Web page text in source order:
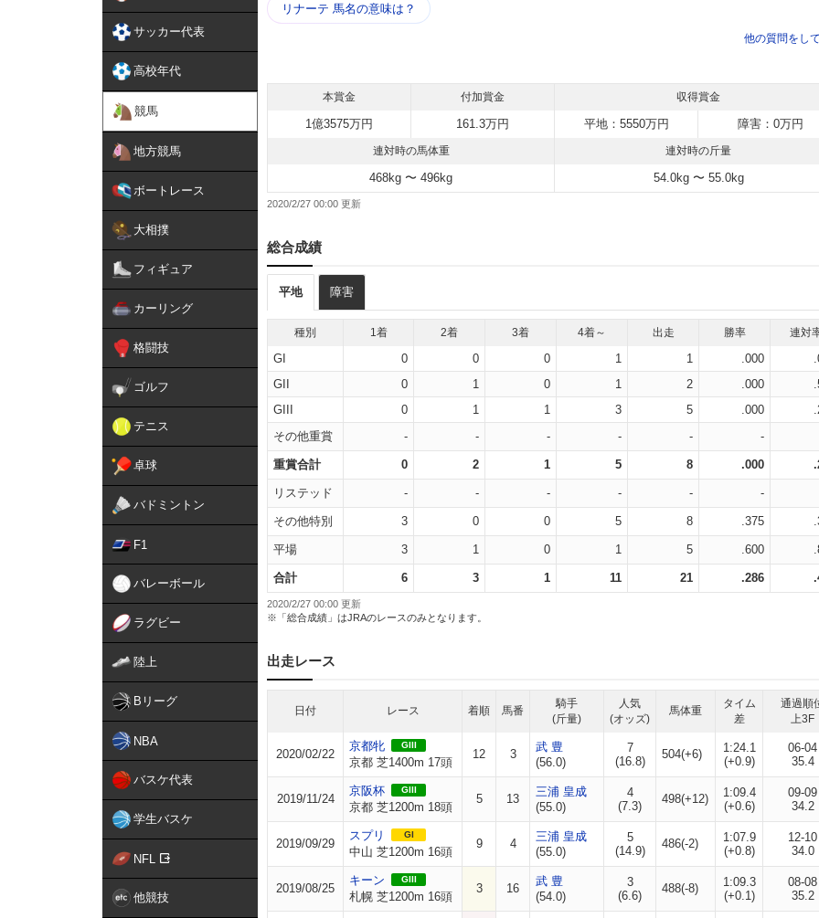
サッカー代表
高校年代
競馬
地方競馬
ボートレース
大相撲
フィギュア
カーリング
格闘技
ゴルフ
テニス
卓球
バドミントン
F1
バレーボール
ラグビー
陸上
Bリーグ
NBA
バスケ代表
学生バスケ
NFL
他競技
リナーテ 馬名の意味は？
他の質問をし
本賞金 付加賞金 収得賞金
1億3575万円 161.3万円 平地：5550万円 障害：0万円
連対時の馬体重 連対時の斤量
468kg 〜 496kg 54.0kg 〜 55.0kg
2020/2/27 00:00
総合成績
平地 障害
種別 1着 2着 3着 4着～ 出走 勝率 連対
GI 0 0 0 1 1 .000
GII
0 1 0 1 2 .000
GIII
0 1 1 3 5 .000
その他重賞
- - - - - -
重賞合計 0 2 1 5 8 .000
リステッド - - - - - -
その他特別 3 0 0 5 8 .375
平場 3 1 0 1 5 .600
合計 6 3 1 11 21 .286
2020/2/27 00:00 更新
※「総合成績」はJRAのレースのみとなります。
出走レース
日付 レース 着順 馬番
騎手
(斤量)
人気
(オッズ)
馬体重
タイム
差
通過順
上3F
2020/02/22
京都牝 GIII
京都 芝1400m 17頭
12 3
武 豊
(56.0)
7
(16.8)
504(+6)
1:24.1
(+0.9)
06-04
35.4
2019/11/24
京阪杯 GIII
京都 芝1200m 18頭
5 13
三浦 皇成
(55.0)
4
(7.3)
498(+12)
1:09.4
(+0.6)
09-09
34.2
2019/09/29
スプリ GI
中山 芝1200m 16頭
9 4
三浦 皇成
(55.0)
5
(14.9)
486(-2)
1:07.9
(+0.8)
12-10
34.0
2019/08/25
キーン GIII
札幌 芝1200m 16頭
3 16
武 豊
(54.0)
3
(6.6)
488(-8)
1:09.3
(+0.1)
08-08
35.2